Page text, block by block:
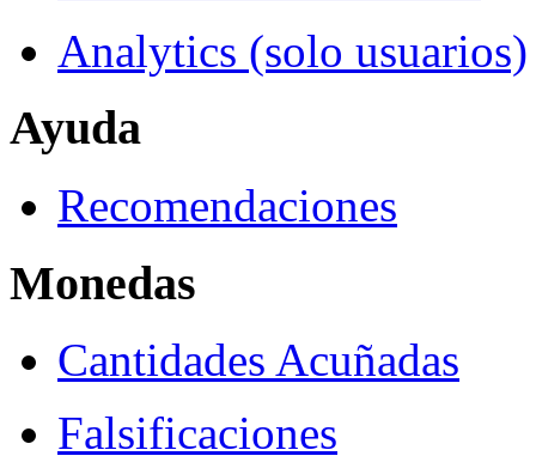
Analytics (solo usuarios)
Ayuda
Recomendaciones
Monedas
Cantidades Acuñadas
Falsificaciones